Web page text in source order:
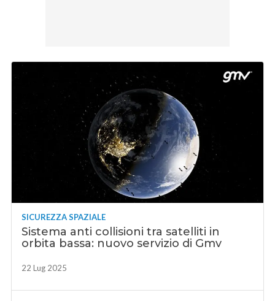
SICUREZZA SPAZIALE
Sistema anti collisioni tra satelliti in
orbita bassa: nuovo servizio di Gmv
22 Lug 2025